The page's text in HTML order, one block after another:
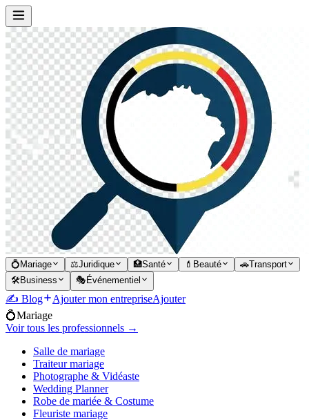
💍 Mariage ⚖️Juridique 🏥Santé 💄 Beauté 🚗Transport
🛠️Business 🎭 Événementiel
✍️ Blog Ajouter mon entrepriseAjouter
💍Mariage
Voir tous les professionnels →
Salle de mariage
Traiteur mariage
Photographe & Vidéaste
Wedding Planner
Robe de mariée & Costume
Fleuriste mariage